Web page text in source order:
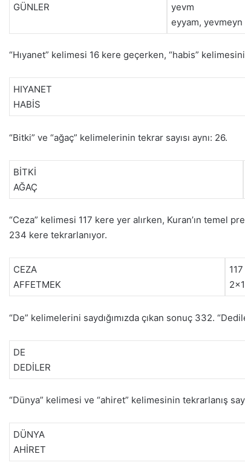
GÜNLER
yevm
eyyam, yevmeyn
“Hıyanet” kelimesi 16 kere geçerken, “habis”
HIYANET
HABİS
“Bitki” ve “ağaç” kelimelerinin tekrar sayısı aynı: 26.
BİTKİ
AĞAÇ
“Ceza” kelimesi 117 kere yer alırken, Kuran’ın temel
234 kere tekrarlanıyor.
CEZA
AFFETMEK
“De” kelimelerini saydığımızda çıkan sonuç 332.
DE
DEDİLER
“Dünya” kelimesi ve “ahiret” kelimesinin tekrarlanış
DÜNYA
AHİRET